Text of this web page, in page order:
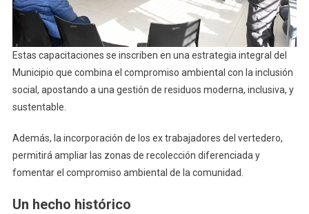
Estas capacitaciones se inscriben en una estrategia integral del
Municipio que combina el compromiso ambiental con la inclusión
social, apostando a una gestión de residuos moderna, inclusiva, y
sustentable.
Además, la incorporación de los ex trabajadores del vertedero,
permitirá ampliar las zonas de recolección diferenciada y
fomentar el compromiso ambiental de la comunidad.
Un hecho histórico